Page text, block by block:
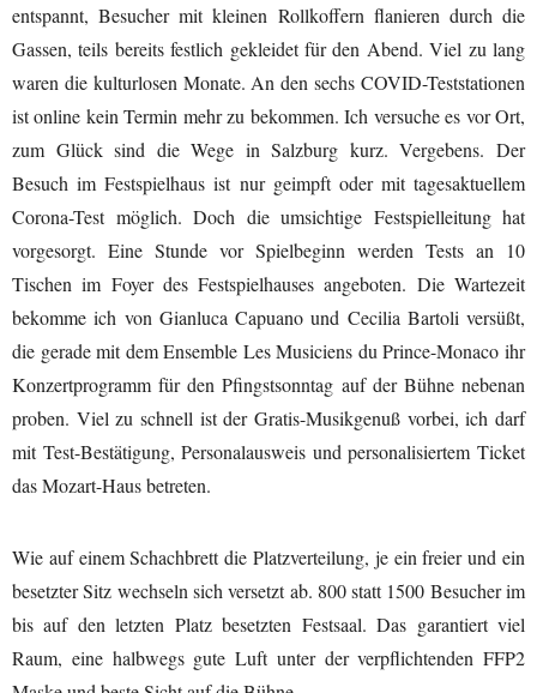
entspannt, Besucher mit kleinen Rollkoffern flanieren durch die
Gassen, teils bereits festlich gekleidet für den Abend. Viel zu lang
waren die kulturlosen Monate. An den sechs COVID-Teststationen
ist online kein Termin mehr zu bekommen. Ich versuche es vor Ort,
zum Glück sind die Wege in Salzburg kurz. Vergebens. Der
Besuch im Festspielhaus ist nur geimpft oder mit tagesaktuellem
Corona-Test möglich. Doch die umsichtige Festspielleitung hat
vorgesorgt. Eine Stunde vor Spielbeginn werden Tests an 10
Tischen im Foyer des Festspielhauses angeboten. Die Wartezeit
bekomme ich von Gianluca Capuano und Cecilia Bartoli versüßt,
die gerade mit dem Ensemble Les Musiciens du Prince-Monaco ihr
Konzertprogramm für den Pfingstsonntag auf der Bühne nebenan
proben. Viel zu schnell ist der Gratis-Musikgenuß vorbei, ich darf
mit Test-Bestätigung, Personalausweis und personalisiertem Ticket
das Mozart-Haus betreten.
Wie auf einem Schachbrett die Platzverteilung, je ein freier und ein
besetzter Sitz wechseln sich versetzt ab. 800 statt 1500 Besucher im
bis auf den letzten Platz besetzten Festsaal. Das garantiert viel
Raum, eine halbwegs gute Luft unter der verpflichtenden FFP2